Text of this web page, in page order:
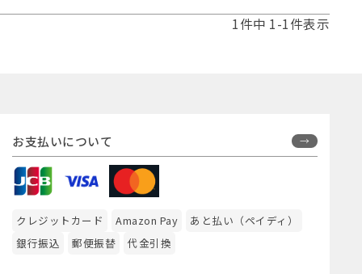
1件中 1-1件表示
お支払いについて
クレジットカード Amazon Pay
あと払い（ペイディ）
銀行振込
郵便振替 代金引換